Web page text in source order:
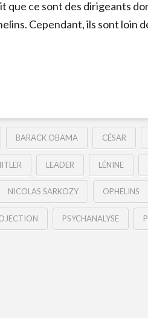
que ce sont des dirigeants
Cependant, ils sont loin
BARACK OBAMA CÉSAR
LEADER LÉNINE
NICOLAS SARKOZY OPHELINS
PSYCHANALYSE